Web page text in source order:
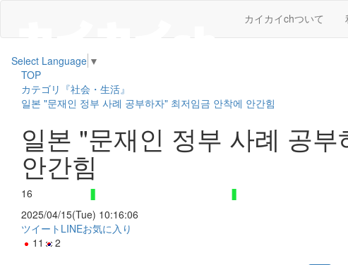
カイカイchついて
Select Language ▼
TOP
カテゴリ『社会・生活』
일본 "문재인 정부 사례 공부하자" 최저임금 안착에 안간힘
일본 "문재인 정부 사례 공
안간힘
16
2025/04/15(Tue) 10:16:06
ツイート LINEお気に入り
11
2